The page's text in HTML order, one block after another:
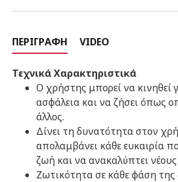
ΠΕΡΙΓΡΑΦΉ VIDEO
Τεχνικά Χαρακτηριστικά
Ο χρήστης μπορεί να κινηθεί
ασφάλεια και να ζήσει όπως
άλλος.
Δίνει τη δυνατότητα στον
απολαμβάνει κάθε ευκαιρία
ζωή και να ανακαλύπτει
Ζωτικότητα σε κάθε φάση της